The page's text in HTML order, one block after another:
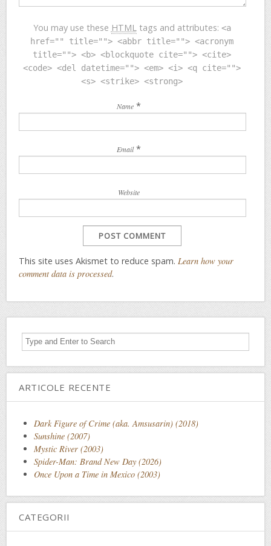
You may use these HTML tags and attributes: <a
href="" title=""> <abbr title=""> <acronym
title=""> <b> <blockquote cite=""> <cite>
<code> <del datetime=""> <em> <i> <q cite="">
<s> <strike> <strong>
Name *
Email *
Website
This site uses Akismet to reduce spam. Learn how your
comment data is processed.
ARTICOLE RECENTE
Dark Figure of Crime (aka. Amsusarin) (2018)
Sunshine (2007)
Mystic River (2003)
Spider-Man: Brand New Day (2026)
Once Upon a Time in Mexico (2003)
CATEGORII